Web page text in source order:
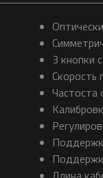
3 кнопки
Скорость
Частоста